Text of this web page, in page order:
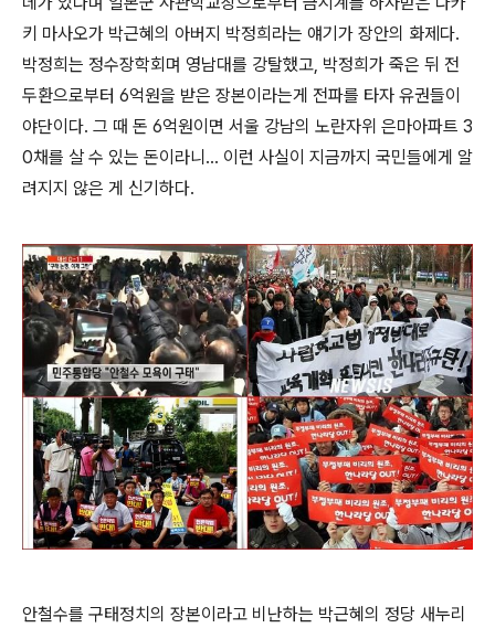
키 마사오가 박근혜의 아버지 박정희라는 얘기가 장안의 화제다.
박정희는 정수장학회며 영남대를 강탈했고, 박정희가 죽은 뒤 전
두환으로부터 6억원을 받은 장본이라는게 전파를 타자 유권들이
야단이다. 그 때 돈 6억원이면 서울 강남의 노란자위 은마아파트 3
0채를 살 수 있는 돈이라니... 이런 사실이 지금까지 국민들에게 알
려지지 않은 게 신기하다.
안철수를 구태정치의 장본이라고 비난하는 박근혜의 정당 새누리